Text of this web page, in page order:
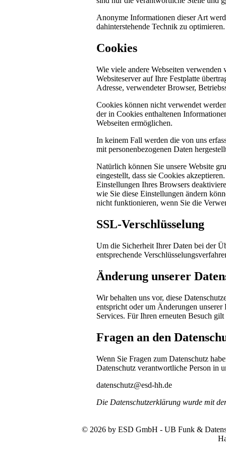
Anonyme Informationen dieser Art
dahinterstehende Technik zu optimieren.
Cookies
Wie viele andere Webseiten
Websiteserver auf Ihre Festplatte
Adresse, verwendeter Browser,
Cookies können nicht verwendet
der in Cookies enthaltenen
Webseiten ermöglichen.
In keinem Fall werden die von uns
mit personenbezogenen Daten
Natürlich können Sie unsere Website
eingestellt, dass sie Cookies
Einstellungen Ihres Browsers
wie Sie diese Einstellungen ändern
nicht funktionieren, wenn Sie die
SSL-Verschlüsselung
Um die Sicherheit Ihrer Daten bei der
entsprechende
Änderung unserer
Wir behalten uns vor, diese
entspricht oder um Änderungen
Services. Für Ihren erneuten Besuch
Fragen an den
Wenn Sie Fragen zum Datenschutz
Datenschutz verantwortliche Person in
datenschutz@esd-hh.de
Die Datenschutzerklärung wurde mit
© 2026 by ESD GmbH - UB Funk &